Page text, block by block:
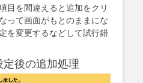
目を間違えると追加をクリ
って画面がもとのままにな
を変更するなどして試行錯
定後の追加処理